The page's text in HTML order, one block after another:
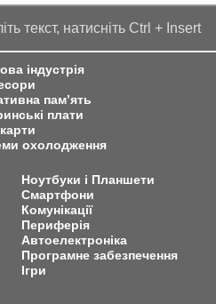
текст, натисніть Ctrl + Insert
індустрія
пам’ять
плати
охолодження
Ноутбуки і Планшети
Смартфони
Комунікації
Периферія
Автоелектроніка
Програмне забезпечення
Ігри